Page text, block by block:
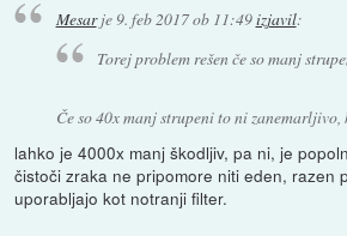
Mesarje9. feb 2017 ob 11:49izjavil:
Torej problem rešen če so manj
Če so 40x manj strupeni to ni zanemarljivo,
lahko je 4000x manj škodljiv, pa ni, je
čistoči zraka ne pripomore niti eden, razen
uporabljajo kot notranji filter.